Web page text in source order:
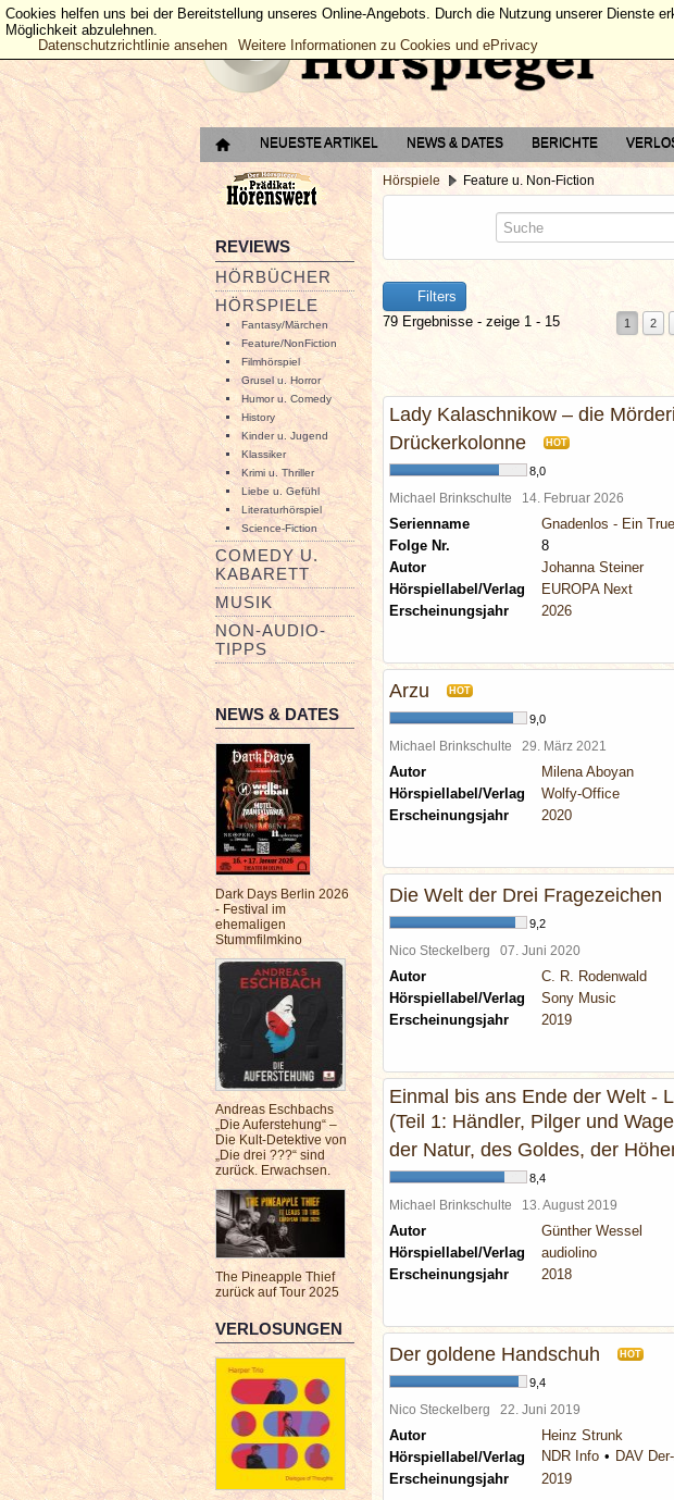
NEUESTE ARTIKEL NEWS & DATES BERICHTE
REVIEWS
HÖRBÜCHER
HÖRSPIELE
Fantasy/Märchen
Feature/NonFiction
Filmhörspiel
Grusel u. Horror
Humor u. Comedy
History
Kinder u. Jugend
Klassiker
Krimi u. Thriller
Liebe u. Gefühl
Literaturhörspiel
Science-Fiction
COMEDY U.
KABARETT
MUSIK
NON-AUDIO-
TIPPS
NEWS & DATES
Dark Days Berlin 2026
- Festival im
ehemaligen
Stummfilmkino
Andreas Eschbachs
„Die Auferstehung“ –
Die Kult-Detektive von
„Die drei ???“ sind
zurück. Erwachsen.
The Pineapple Thief
zurück auf Tour 2025
VERLOSUNGEN
Hörspiele Feature u. Non-Fiction
Filters
79 Ergebnisse - zeige 1 - 15
1 2
Lady Kalaschnikow – die
Drückerkolonne
HOT
8,0
Michael Brinkschulte 14. Februar 2026
Serienname
Gnadenlos - Ein
Folge Nr.
8
Autor
Johanna Steiner
Hörspiellabel/Verlag
EUROPA Next
Erscheinungsjahr
2026
Arzu HOT
9,0
Michael Brinkschulte 29. März 2021
Autor
Milena Aboyan
Hörspiellabel/Verlag
Wolfy-Office
Erscheinungsjahr
2020
Die Welt der Drei Fragezeichen
9,2
Nico Steckelberg 07. Juni 2020
Autor
C. R. Rodenwald
Hörspiellabel/Verlag
Sony Music
Erscheinungsjahr
2019
Einmal bis ans Ende der Welt -
(Teil 1: Händler, Pilger und
der Natur, des Goldes, der
8,4
Michael Brinkschulte 13. August 2019
Autor
Günther Wessel
Hörspiellabel/Verlag
audiolino
Erscheinungsjahr
2018
Der goldene Handschuh HOT
9,4
Nico Steckelberg 22. Juni 2019
Autor
Heinz Strunk
Hörspiellabel/Verlag
NDR Info
DAV
Erscheinungsjahr
2019
Cookies helfen uns bei der Bereitstellung unseres Online-Angebots. Durch die Nutzung unserer Dienste
Möglichkeit abzulehnen.
Datenschutzrichtlinie ansehen
Weitere Informationen zu Cookies und ePrivacy